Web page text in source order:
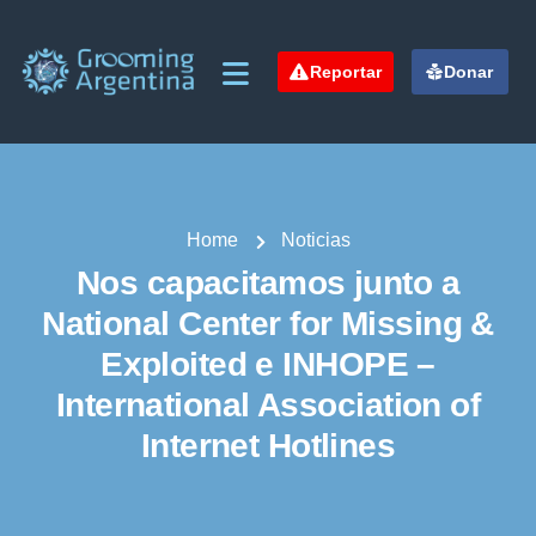
Reportar Donar
Home Noticias
Nos capacitamos junto a
National Center for Missing &
Exploited e INHOPE –
International Association of
Internet Hotlines